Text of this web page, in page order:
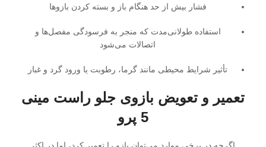
فشار بیش از حد هنگام باز و بسته کردن بازوها
استفاده طولانی‌مدت که منجر به فرسودگی مفصل‌ها و
اتصالات می‌شود
تأثیر شرایط محیطی مانند گرما، رطوبت یا ورود گرد و غبار
تعمیر و تعویض بازوی جلو راست مینی
5 پرو